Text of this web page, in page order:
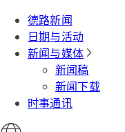
德路新闻
日期与活动
新闻与媒体
新闻稿
新闻下载
时事通讯